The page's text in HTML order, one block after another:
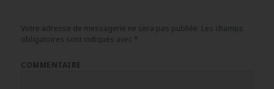
Votre adresse de messagerie ne sera pas publiée. Les champs
obligatoires sont indiqués avec *
COMMENTAIRE